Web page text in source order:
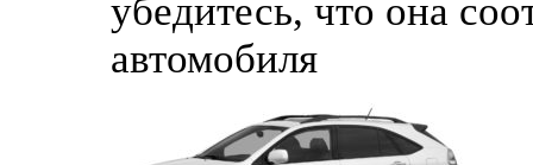
убедитесь, что она
автомобиля